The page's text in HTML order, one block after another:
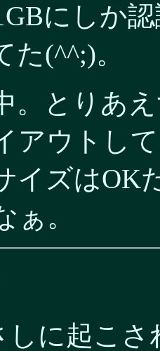
にしか
(^^;)。
。とりあ
アウトし
イズはOK
ぁ。
しに起こ